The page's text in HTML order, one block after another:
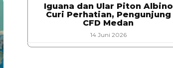
Iguana dan Ular Piton Albino
Curi Perhatian, Pengunjung
CFD Medan
14 Juni 2026